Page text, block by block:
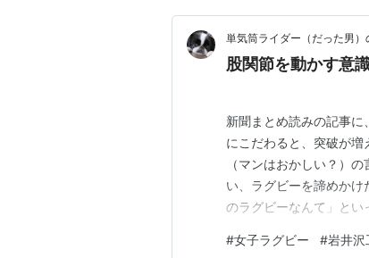
単気筒ライダー（だった男）
股関節を動かす意
新聞まとめ読みの記事
にこだわると、突破が
（マンはおかしい？）
い、ラグビーを諦めか
のラグビーなんて」とい
グビー大好き！野球大好
#女子ラグビー #岩井沢